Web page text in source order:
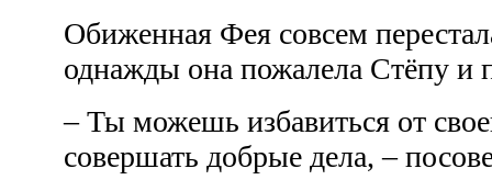
Обиженная Фея совсем
однажды она пожалела Стёпу и
– Ты можешь избавиться от
совершать добрые дела, –